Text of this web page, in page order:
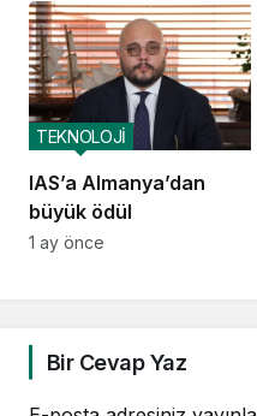
IAS’a Almanya’dan
büyük ödül
TEKNOLOJİ
1 ay önce
Bir Cevap Yaz